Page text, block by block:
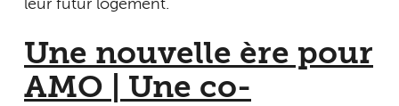
leur futur logement.
Une nouvelle ère pour
AMO | Une co-